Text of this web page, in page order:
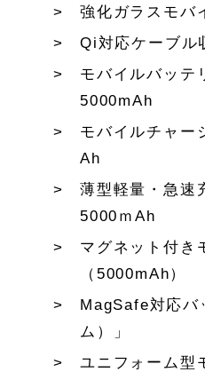
強化ガラスモバ
Qi対応ケーブル
モバイルバッテ
5000mAh
モバイルチャー
Ah
薄型軽量・急速
5000ｍAh
マグネット付き
（5000mAh）
MagSafe対応バ
ム）」
ユニフォーム型